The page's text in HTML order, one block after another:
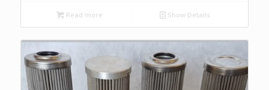
Read more Show Details